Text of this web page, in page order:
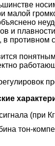
малой
и
противном
(при
тон-